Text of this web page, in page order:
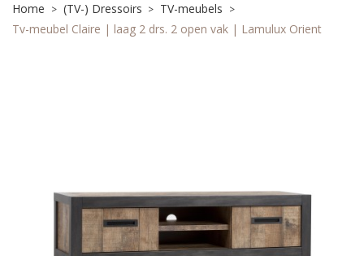
Home (TV-) Dressoirs
TV-meubels
Tv-meubel Claire | laag 2 drs. 2 open vak | Lamulux Orient